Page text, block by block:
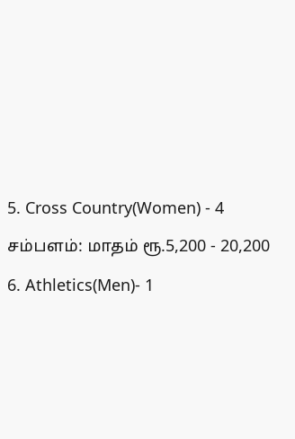
5. Cross Country(Women) - 4
சம்பளம்: மாதம் ரூ.5,200 - 20,200
6. Athletics(Men)- 1